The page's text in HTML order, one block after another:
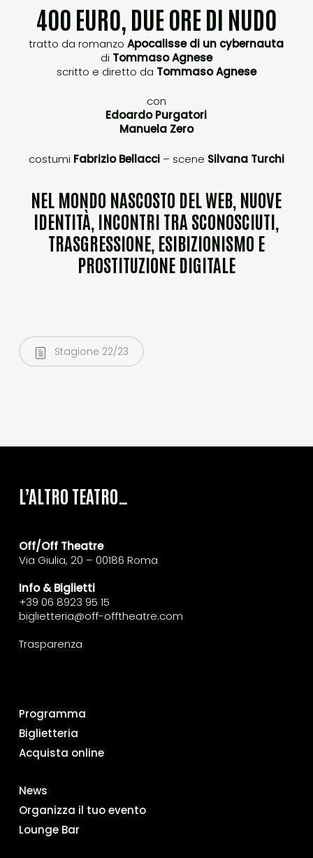
400 EURO, DUE ORE DI NUDO
tratto da romanzoApocalisse di un cybernauta
di Tommaso Agnese
scritto e diretto da Tommaso Agnese
con
Edoardo Purgatori
Manuela Zero
costumi Fabrizio Bellacci– scene Silvana Turchi
NEL MONDO NASCOSTO DEL WEB, NUOVE
IDENTITÀ, INCONTRI TRA SCONOSCIUTI,
TRASGRESSIONE, ESIBIZIONISMO E
PROSTITUZIONE DIGITALE
Stagione 22/23
L’ALTRO TEATRO…
Off/Off Theatre
Via Giulia, 20 – 00186 Roma
Info & Biglietti
+39 06 8923 95 15
biglietteria@off-offtheatre.com
Trasparenza
Programma
Biglietteria
Acquista online
News
Organizza il tuo evento
Lounge Bar